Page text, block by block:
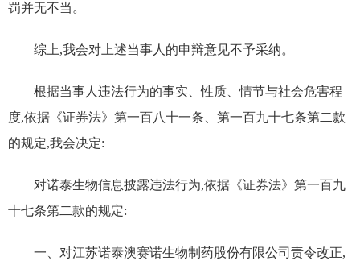
罚并无不当。
综上,我会对上述当事人的申辩意见不予采纳。
根据当事人违法行为的事实、性质、情节与社会危害程
度,依据《证券法》第一百八十一条、第一百九十七条第二款
的规定,我会决定:
对诺泰生物信息披露违法行为,依据《证券法》第一百九
十七条第二款的规定:
一、对江苏诺泰澳赛诺生物制药股份有限公司责令改正,